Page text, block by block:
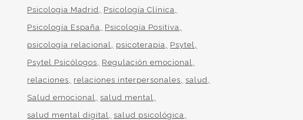
Psicologia Madrid
Psicología Clínica
Psicología España
Psicología Positiva
psicología relacional
psicoterapia
Psytel
Psytel Psicólogos
Regulación emocional
relaciones
relaciones interpersonales
salud
Salud emocional
salud mental
salud mental digital
salud psicológica